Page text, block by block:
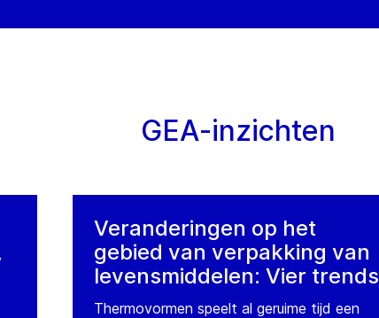
GEA-inzichten
Veranderingen op het
gebied van verpakking van
levensmiddelen: Vier trends
Thermovormen speelt al geruime tijd een